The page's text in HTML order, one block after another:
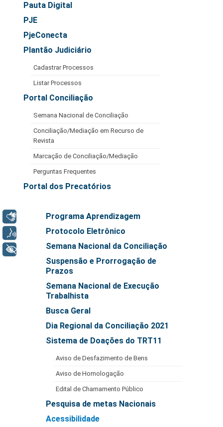
Governança de TI
Gestão Estratégica
Responsabilidade Socioambiental
Comissão Permanente de Acessibilidade e Inclusão
Escola Judicial
Programa Trabalho Seguro
Coordenadoria de Saúde
Agendamento de Reclamação Verbal
Consulta de Pautas
Pauta Digital
PJE
PjeConecta
Plantão Judiciário
Cadastrar Processos
Listar Processos
Portal Conciliação
Semana Nacional de Conciliação
Conciliação/Mediação em Recurso de
Revista
Marcação de Conciliação/Mediação
Perguntas Frequentes
Portal dos Precatórios
Programa Aprendizagem
Protocolo Eletrônico
Semana Nacional da Conciliação
Suspensão e Prorrogação de
Prazos
Semana Nacional de Execução
Trabalhista
Busca Geral
Dia Regional da Conciliação 2021
Sistema de Doações do TRT11
Aviso de Desfazimento de Bens
Aviso de Homologação
Edital de Chamamento Público
Pesquisa de metas Nacionais
Acessibilidade
Libras
+ Acessibilidade